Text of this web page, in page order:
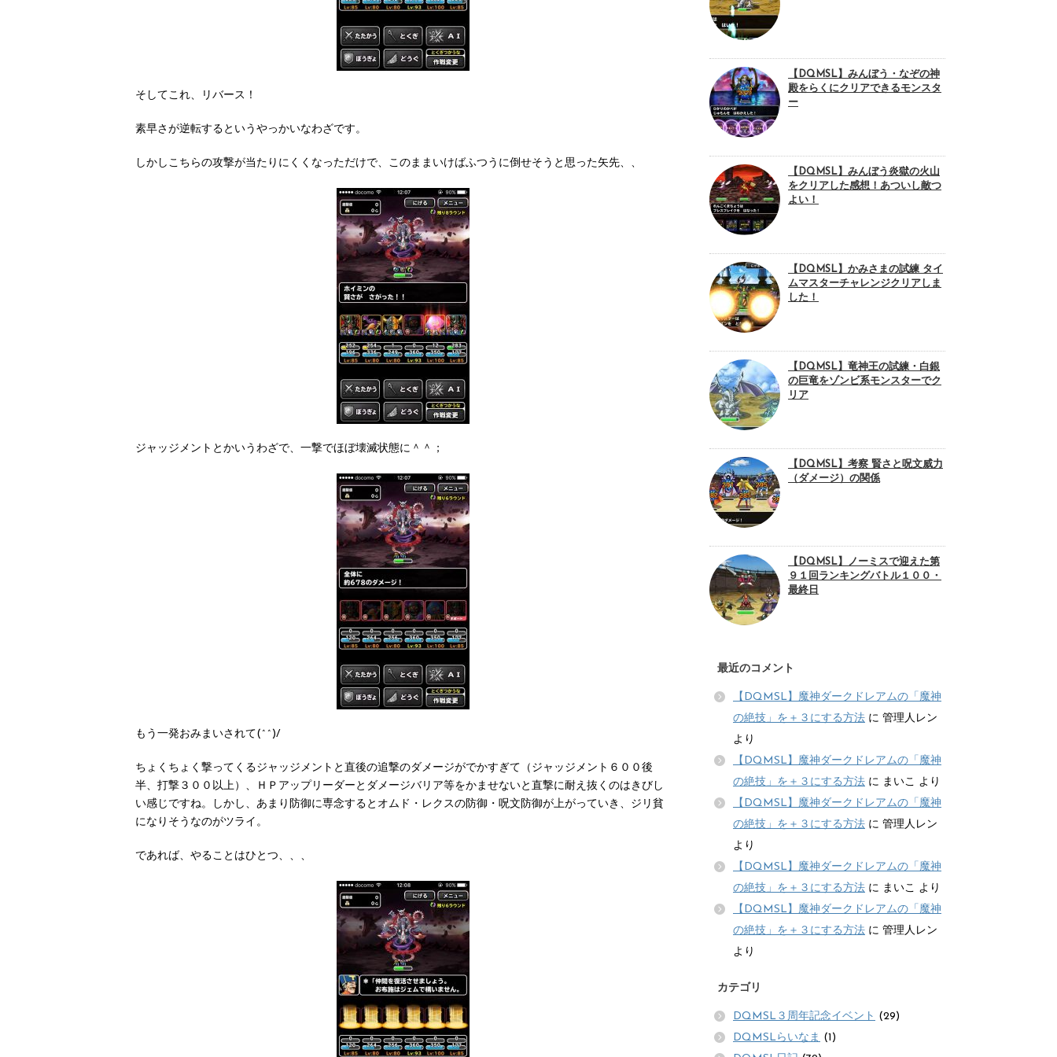
そしてこれ、リバース！
素早さが逆転するというやっかいなわざです。
しかしこちらの攻撃が当たりにくくなっただけで、このままいけばふつうに倒せそうと思った矢先、、
ジャッジメントとかいうわざで、一撃でほぼ壊滅状態に＾＾；
もう一発おみまいされて(^^)/
ちょくちょく撃ってくるジャッジメントと直後の追撃のダメージがでかすぎて（ジャッジメント６００後
半、打撃３００以上）、ＨＰアップリーダーとダメージバリア等をかませないと直撃に耐え抜くのはきびし
い感じですね。しかし、あまり防御に専念するとオムド・レクスの防御・呪文防御が上がっていき、ジリ貧
になりそうなのがツライ。
であれば、やることはひとつ、、、
【DQMSL】みんぼう・なぞの神
殿をらくにクリアできるモンスタ
ー
【DQMSL】みんぼう炎獄の火山
をクリアした感想！あついし敵つ
よい！
【DQMSL】かみさまの試練 タイ
ムマスターチャレンジクリアしま
した！
【DQMSL】竜神王の試練・白銀
の巨竜をゾンビ系モンスターでク
リア
【DQMSL】考察 賢さと呪文威力
（ダメージ）の関係
【DQMSL】ノーミスで迎えた第
９１回ランキングバトル１００・
最終日
最近のコメント
【DQMSL】魔神ダークドレアムの「魔神
の絶技」を＋３にする方法 に 管理人レン
より
【DQMSL】魔神ダークドレアムの「魔神
の絶技」を＋３にする方法 に まいこ より
【DQMSL】魔神ダークドレアムの「魔神
の絶技」を＋３にする方法 に 管理人レン
より
【DQMSL】魔神ダークドレアムの「魔神
の絶技」を＋３にする方法 に まいこ より
【DQMSL】魔神ダークドレアムの「魔神
の絶技」を＋３にする方法 に 管理人レン
より
カテゴリ
DQMSL３周年記念イベント (29)
DQMSLらいなま (1)